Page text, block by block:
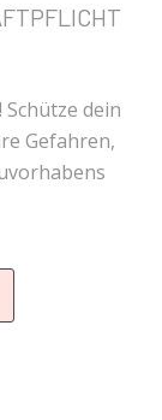
dein
Gefahren,